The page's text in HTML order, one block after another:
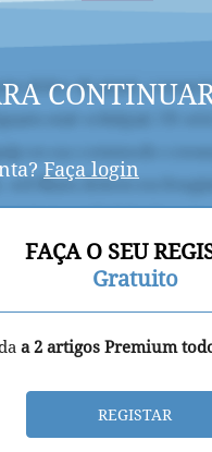
Faça login
FAÇA O SEU
Gratuito
a 2 artigos Premium
REGISTAR